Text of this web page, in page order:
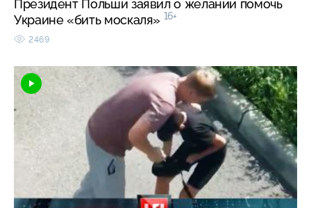
Президент Польши заявил о желании помочь
Украине «бить москаля» 16+
2469